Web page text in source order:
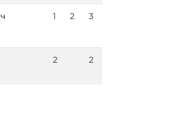
1 2 3
2 2